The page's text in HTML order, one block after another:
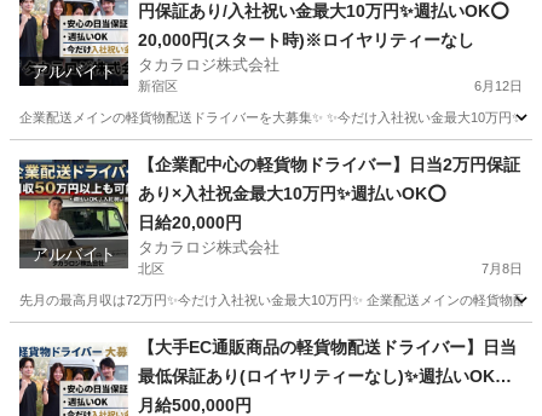
アルバイト
円保証あり/入社祝い金最大10万円✨週払いOK⭕️
20,000円(スタート時)※ロイヤリティーなし
タカラロジ株式会社
新宿区 6月12日
企業配送メインの軽貨物配送ドライバーを大募集✨ ✨今だけ入社祝い金最大10万円✨
ドライバー 貨物
アルバイト
【企業配中心の軽貨物ドライバー】日当2万円保証
あり×入社祝金最大10万円✨週払いOK⭕️
日給20,000円
タカラロジ株式会社
北区 7月8日
先月の最高月収は72万円✨今だけ入社祝い金最大10万円✨ 企業配送メインの軽貨物配
ドライバー 貨物
【大手EC通販商品の軽貨物配送ドライバー】日当
最低保証あり(ロイヤリティーなし)✨週払いOK⭕️
普通免許さえあれば即稼働可
月給500,000円